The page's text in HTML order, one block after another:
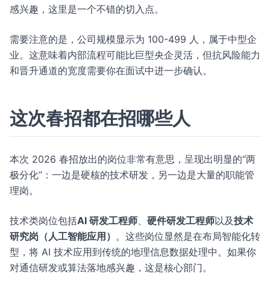
感兴趣，这里是一个不错的切入点。
需要注意的是，公司规模显示为 100-499 人，属于中型企
业。这意味着内部流程可能比巨型央企灵活，但抗风险能力
和晋升通道的宽度需要你在面试中进一步确认。
这次春招都在招哪些人
本次 2026 春招放出的岗位非常有意思，呈现出明显的“两
极分化”：一边是硬核的技术研发，另一边是大量的职能管
理岗。
技术类岗位包括AI 研发工程师、 硬件研发工程师以及技术
研究岗（人工智能应用） 。这些岗位显然是在布局智能化转
型，将 AI 技术应用到传统的地理信息数据处理中。如果你
对通信研发或算法落地感兴趣，这是核心部门。